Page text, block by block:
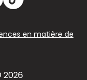
en matière de
2026